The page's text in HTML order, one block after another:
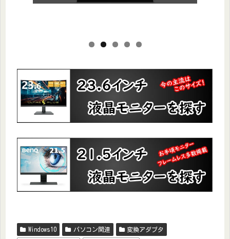
Windows10 パソコン関連 変換アダプタ